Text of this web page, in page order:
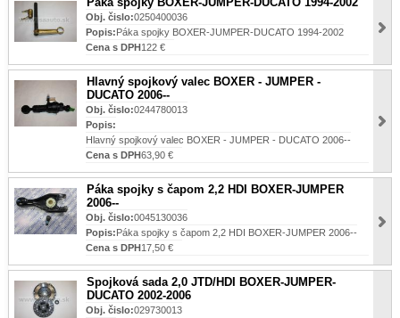
Obj. čislo:0250400036
Popis:Páka spojky BOXER-JUMPER-DUCATO 1994-2002
Cena s DPH122 €
Hlavný spojkový valec BOXER - JUMPER -
DUCATO 2006--
Obj. čislo:0244780013
Popis:
Hlavný spojkový valec BOXER - JUMPER - DUCATO 2006--
Cena s DPH63,90 €
Páka spojky s čapom 2,2 HDI BOXER-JUMPER
2006--
Obj. čislo:0045130036
Popis:Páka spojky s čapom 2,2 HDI BOXER-JUMPER 2006--
Cena s DPH17,50 €
Spojková sada 2,0 JTD/HDI BOXER-JUMPER-
DUCATO 2002-2006
Obj. čislo:029730013